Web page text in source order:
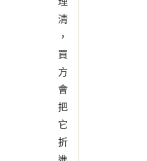
清
，
買
方
會
把
它
折